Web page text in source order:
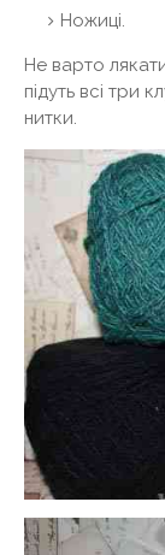
Ножиці.
Не варто
підуть всі три
нитки.